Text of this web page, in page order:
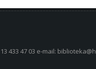
433 47 03 e-mail: